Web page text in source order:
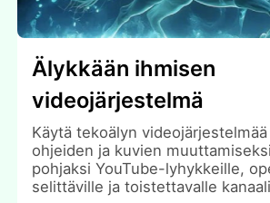
Älykkään ihmisen
videojärjestelmä
Käytä tekoälyn
ohjeiden ja kuvien
pohjaksi YouTube-lyhykkeille,
selittäville ja toistettavalle